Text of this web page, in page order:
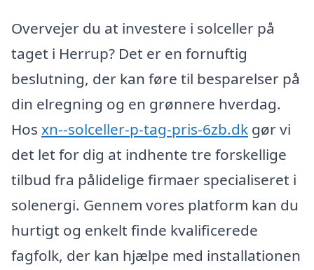
Overvejer du at investere i solceller på
taget i Herrup? Det er en fornuftig
beslutning, der kan føre til besparelser på
din elregning og en grønnere hverdag.
Hos xn--solceller-p-tag-pris-6zb.dk gør vi
det let for dig at indhente tre forskellige
tilbud fra pålidelige firmaer specialiseret i
solenergi. Gennem vores platform kan du
hurtigt og enkelt finde kvalificerede
fagfolk, der kan hjælpe med installationen